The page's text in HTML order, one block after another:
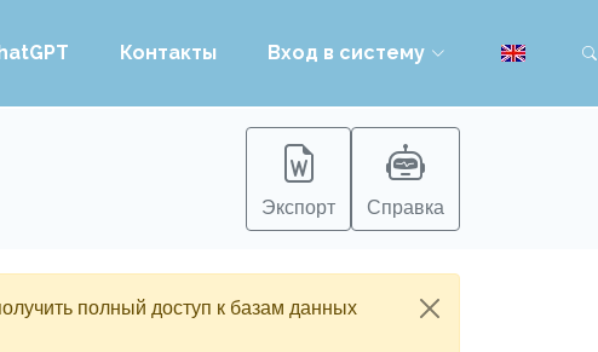
Контакты Вход в систему
Экспорт Справка
полный доступ к базам данных